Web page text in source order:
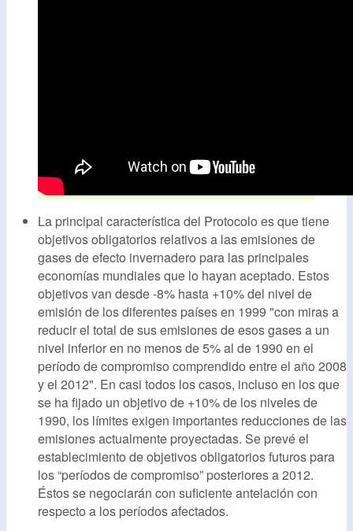
La principal característica del Protocolo es que tiene
objetivos obligatorios relativos a las emisiones de
gases de efecto invernadero para las principales
economías mundiales que lo hayan aceptado. Estos
objetivos van desde -8% hasta +10% del nivel de
emisión de los diferentes países en 1999 "con miras a
reducir el total de sus emisiones de esos gases a un
nivel inferior en no menos de 5% al de 1990 en el
período de compromiso comprendido entre el año 2008
y el 2012". En casi todos los casos, incluso en los que
se ha fijado un objetivo de +10% de los niveles de
1990, los límites exigen importantes reducciones de las
emisiones actualmente proyectadas. Se prevé el
establecimiento de objetivos obligatorios futuros para
los “períodos de compromiso” posteriores a 2012.
Éstos se negociarán con suficiente antelación con
respecto a los períodos afectados.